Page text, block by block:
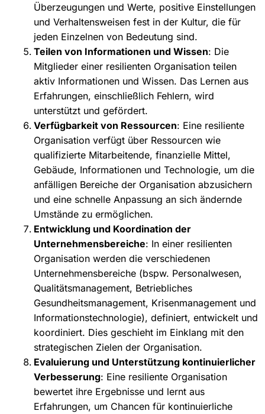
Überzeugungen und Werte, positive Einstellungen
und Verhaltensweisen fest in der Kultur, die für
jeden Einzelnen von Bedeutung sind.
Teilen von Informationen und Wissen: Die
Mitglieder einer resilienten Organisation teilen
aktiv Informationen und Wissen. Das Lernen aus
Erfahrungen, einschließlich Fehlern, wird
unterstützt und gefördert.
Verfügbarkeit von Ressourcen: Eine resiliente
Organisation verfügt über Ressourcen wie
qualifizierte Mitarbeitende, finanzielle Mittel,
Gebäude, Informationen und Technologie, um die
anfälligen Bereiche der Organisation abzusichern
und eine schnelle Anpassung an sich ändernde
Umstände zu ermöglichen.
Entwicklung und Koordination der
Unternehmensbereiche: In einer resilienten
Organisation werden die verschiedenen
Unternehmensbereiche (bspw. Personalwesen,
Qualitätsmanagement, Betriebliches
Gesundheitsmanagement, Krisenmanagement und
Informationstechnologie), definiert, entwickelt und
koordiniert. Dies geschieht im Einklang mit den
strategischen Zielen der Organisation.
Evaluierung und Unterstützung kontinuierlicher
Verbesserung: Eine resiliente Organisation
bewertet ihre Ergebnisse und lernt aus
Erfahrungen, um Chancen für kontinuierliche